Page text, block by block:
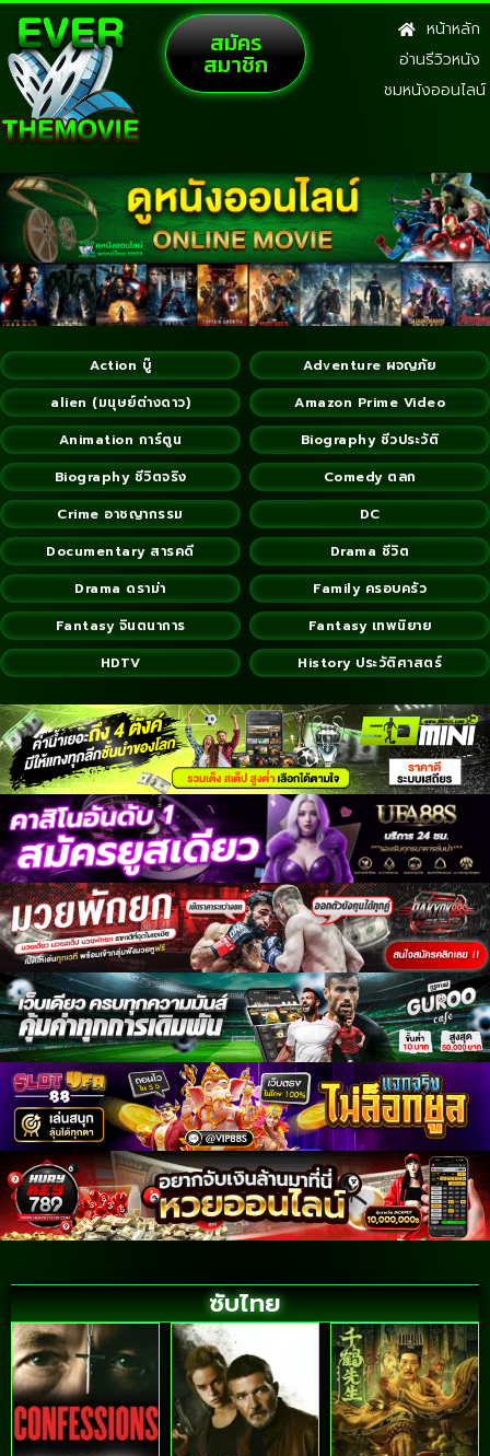
สมัคร
สมาชิก
หน้าหลัก
อ่านรีวิวหนัง
ชมหนังออนไลน์
Action บู๊
Adventure ผจญภัย
alien (มนุษย์ต่างดาว)
Amazon Prime Video
Animation การ์ตูน
Biography ชีวประวัติ
Biography ชีวิตจริง
Comedy ตลก
Crime อาชญากรรม
DC
Documentary สารคดี
Drama ชีวิต
Drama ดราม่า
Family ครอบครัว
Fantasy จินตนาการ
Fantasy เทพนิยาย
HDTV
History ประวัติศาสตร์
ซับไทย